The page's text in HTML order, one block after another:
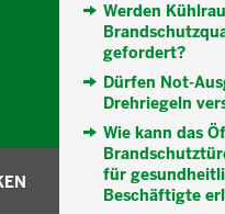
Werden
gefordert?
Dürfen Not-
Drehriegeln
Wie kann das
für
Beschäftigte